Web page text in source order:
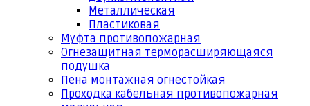
Металлическая
Пластиковая
Муфта противопожарная
Огнезащитная терморасширяющаяся
подушка
Пена монтажная огнестойкая
Проходка кабельная противопожарная